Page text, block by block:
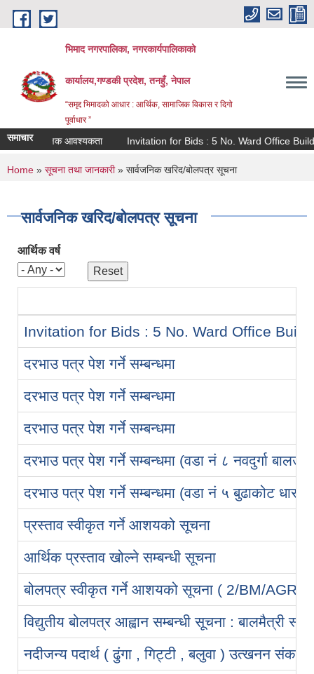
Skip to main content
भिमाद नगरपालिका, नगरकार्यपालिकाको
कार्यालय,गण्डकी प्रदेश, तनहुँ, नेपाल
“समृद्द भिमादको आधार : आर्थिक, सामाजिक विकास र दिगो
पूर्वाधार ”
समाचार
वि तृतीय करार ) शिक्षक आवश्यकता Invitation for Bids : 5 No. Ward Office
You are here
Home » सूचना तथा जानकारी» सार्वजनिक खरिद/बोलपत्र सूचना
सार्वजनिक खरिद/बोलपत्र सूचना
आर्थिक वर्ष
Invitation for Bids : 5 No. Ward Office
दरभाउ पत्र पेश गर्ने सम्बन्धमा
दरभाउ पत्र पेश गर्ने सम्बन्धमा
दरभाउ पत्र पेश गर्ने सम्बन्धमा
दरभाउ पत्र पेश गर्ने सम्बन्धमा (वडा नं ८ नवदुर्गा
दरभाउ पत्र पेश गर्ने सम्बन्धमा (वडा नं ५ बुढाकोट
प्रस्ताव स्वीकृत गर्ने आशयको सूचना
आर्थिक प्रस्ताव खोल्ने सम्बन्धी सूचना
बोलपत्र स्वीकृत गर्ने आशयको सूचना ( 2/BM/
विद्युतीय बोलपत्र आह्वान सम्बन्धी सूचना : बालमैत्री
नदीजन्य पदार्थ ( ढुंगा , गिट्टी , बलुवा ) उत्खनन संकलन